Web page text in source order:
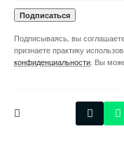
Подписываясь, вы
признаете практику
конфиденциальности . Вы